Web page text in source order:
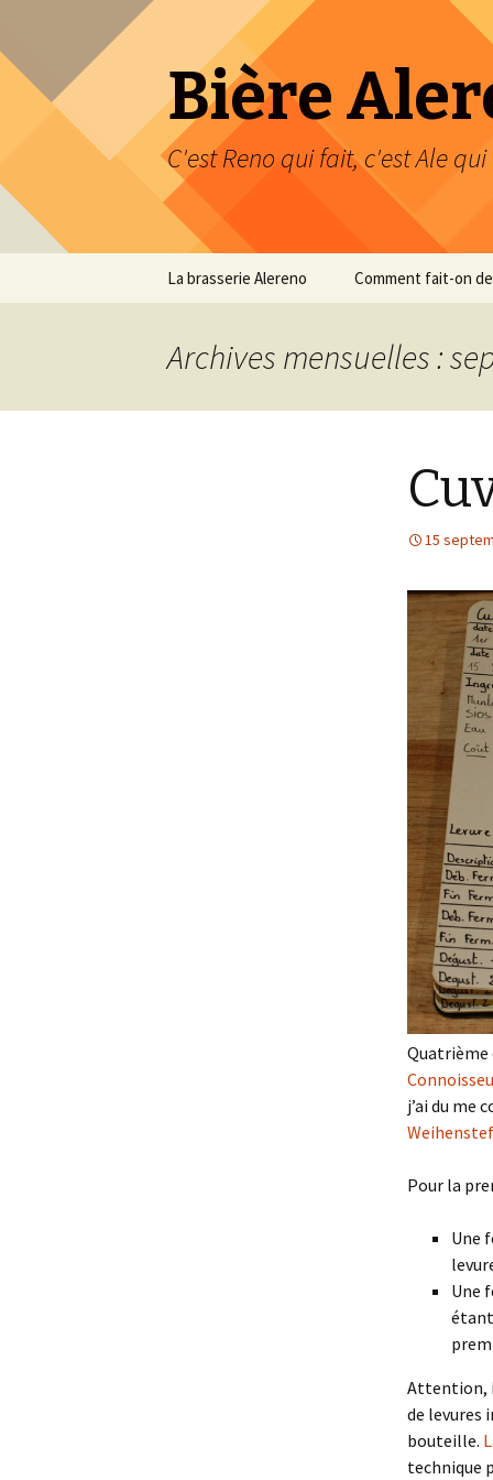
Bière
C'est Reno qui fait, c'est Ale
Aller
La brasserie Alereno Comment fait-on de
Archives mensuelles :
15
Quatrième
j’ai du me
Pour la
Une
Une
étant
Attention,
de levures
bouteille.
technique